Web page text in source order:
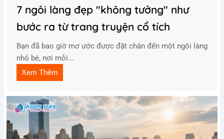
7 ngôi làng đẹp "không tưởng" như
bước ra từ trang truyện cổ tích
Bạn đã bao giờ mơ ước được đặt chân đến một ngôi làng
nhỏ bé, nơi mỗi...
Xem Thêm